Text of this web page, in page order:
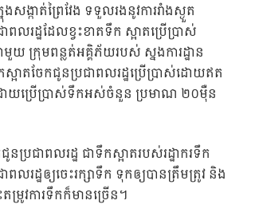
ង្កាត់ព្រៃវែង ទទួលរងនូវការរាំងស្ងួត
ដ្ឋដែលខ្វះខាតទឹក ស្អាតប្រើប្រាស់
ក្រុមពន្លត់អគ្គិភ័យរបស់ ស្នងការដ្ឋាន
អាតចែកជូនប្រជាពលរដ្ឋប្រើប្រាស់ដោយឥត
ដោយប្រើប្រាស់ទឹកអស់ចំនួន ប្រមាណ ២០ម៉ឺន
ជាពលរដ្ឋ ជាទឹកស្អាតរបស់រដ្ឋាករទឹក
រដ្ឋឲ្យចេះរក្សាទឹក ទុកឲ្យបានត្រឹមត្រូវ និង
ម្រូវការទឹកក៏មានច្រើន។